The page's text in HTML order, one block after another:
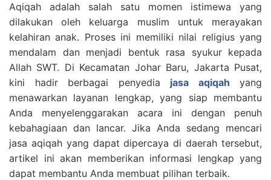
Aqiqah adalah salah satu momen istimewa yang
dilakukan oleh keluarga muslim untuk merayakan
kelahiran anak. Proses ini memiliki nilai religius yang
mendalam dan menjadi bentuk rasa syukur kepada
Allah SWT. Di Kecamatan Johar Baru, Jakarta Pusat,
kini hadir berbagai penyedia jasa aqiqah yang
menawarkan layanan lengkap, yang siap membantu
Anda menyelenggarakan acara ini dengan penuh
kebahagiaan dan lancar. Jika Anda sedang mencari
jasa aqiqah yang dapat dipercaya di daerah tersebut,
artikel ini akan memberikan informasi lengkap yang
dapat membantu Anda membuat pilihan terbaik.